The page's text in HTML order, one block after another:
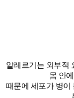
알레르기는 외부적
몸 안
때문에 세포가 병이